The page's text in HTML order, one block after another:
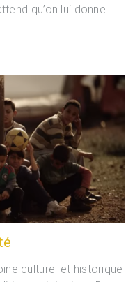
qu’on lui donne
culturel et historique